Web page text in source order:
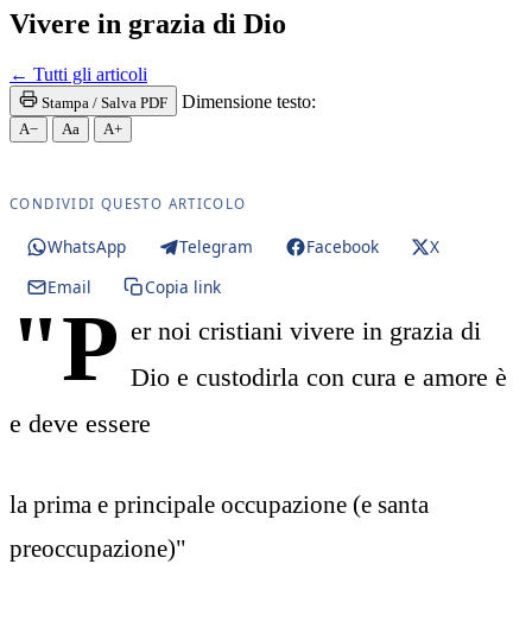
Vivere in grazia di Dio
← Tutti gli articoli
Stampa / Salva PDF Dimensione testo:
A− Aa A+
CONDIVIDI QUESTO ARTICOLO
WhatsApp Telegram Facebook
X
Email
Copia link
"P er noi cristiani vivere in grazia di
Dio e custodirla con cura e amore è
e deve essere
la prima e principale occupazione (e santa
preoccupazione)"